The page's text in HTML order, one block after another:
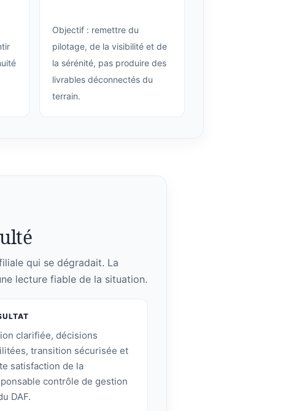
Objectif : remettre du
pilotage, de la visibilité et de
la sérénité, pas produire des
livrables déconnectés du
terrain.
qui se dégradait. La
lecture fiable de la situation.
clarifiée, décisions
transition sécurisée et
satisfaction de la
contrôle de gestion
DAF.